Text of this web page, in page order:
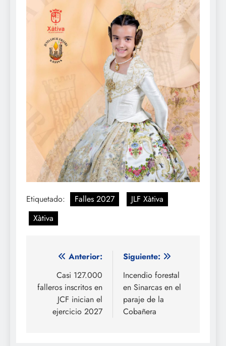
Etiquetado: Falles 2027
JLF Xàtiva
Xàtiva
Navegación
entradas
Anterior:
Casi 127.000
falleros inscritos en
JCF inician el
ejercicio 2027
Siguiente:
Incendio forestal
en Sinarcas en el
paraje de la
Cobañera